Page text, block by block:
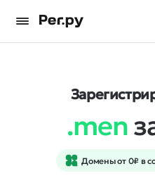
.men
Домены от 0₽ в